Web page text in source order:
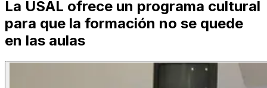
La USAL ofrece un programa cultural
para que la formación no se quede
en las aulas